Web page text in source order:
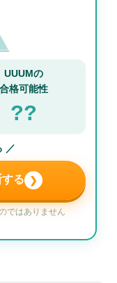
UUUMの
合格可能性
??
／
る ❯
ではありません